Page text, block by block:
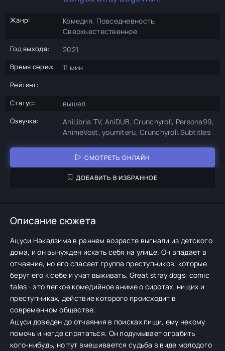
Жанр:
Комедия, Повседневность,
Сверхъестественное
Год выхода: 2021
Время серии: 11 мин
Рейтинг:
Статус:
вышел
Озвучка:
AniLibria.TV, AniDUB, Crunchyroll, Persona99,
AnimeVost, youmiteru, Crunchyroll.Subtitles
СМОТРЕТЬ ОНЛАЙН
ДОБАВИТЬ В ИЗБРАННОЕ
Описание сюжета
Ацуси Накадзима в раннем возрасте выгнали из детского
дома, и он вынужден искать себя на улице. Он впадает в
отчаяние, но его спасает группа преступников, которые
берут его к себе и учат выживать. Great stray dogs: comic
tales - это легкое комедийное аниме о сиротах, нищих и
преступниках, действие которого происходит в
современном обществе.
Ацуси доведен до отчаяния в поисках пищи, ему некому
помочь и негде спрятаться. Он подумывает ограбить
кого-нибудь, но тут вмешивается судьба в виде молодого